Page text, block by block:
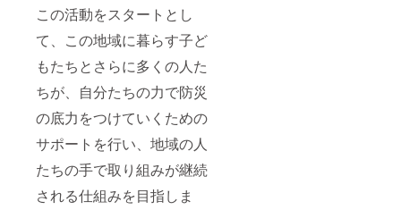
この活動をスタートとし
て、この地域に暮らす子ど
もたちとさらに多くの人た
ちが、自分たちの力で防災
の底力をつけていくための
サポートを行い、地域の人
たちの手で取り組みが継続
される仕組みを目指しま